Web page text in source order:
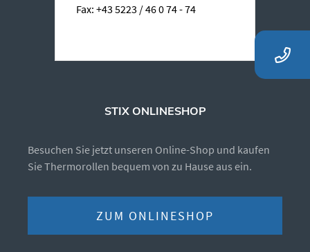
Fax: +43 5223 / 46 0 74 - 74
STIX ONLINESHOP
Besuchen Sie jetzt unseren Online-Shop und kaufen
Sie Thermorollen bequem von zu Hause aus ein.
ZUM ONLINESHOP